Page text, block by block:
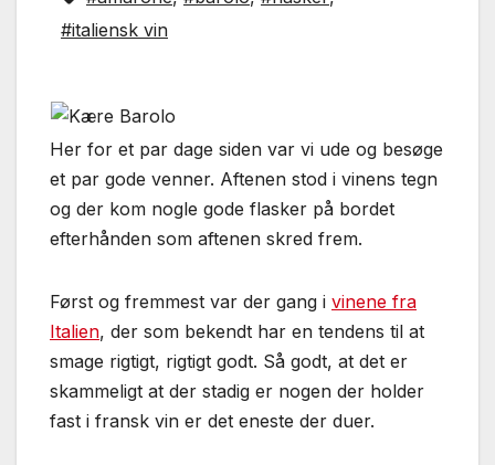
#italiensk vin
Her for et par dage siden var vi ude og besøge
et par gode venner. Aftenen stod i vinens tegn
og der kom nogle gode flasker på bordet
efterhånden som aftenen skred frem.
Først og fremmest var der gang i vinene fra
Italien, der som bekendt har en tendens til at
smage rigtigt, rigtigt godt. Så godt, at det er
skammeligt at der stadig er nogen der holder
fast i fransk vin er det eneste der duer.